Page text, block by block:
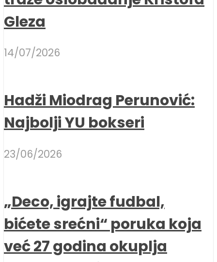
Gleza
14/07/2026
Hadži Miodrag Perunović:
Najbolji YU bokseri
23/06/2026
„Deco, igrajte fudbal,
bićete srećni“ poruka koja
već 27 godina okuplja